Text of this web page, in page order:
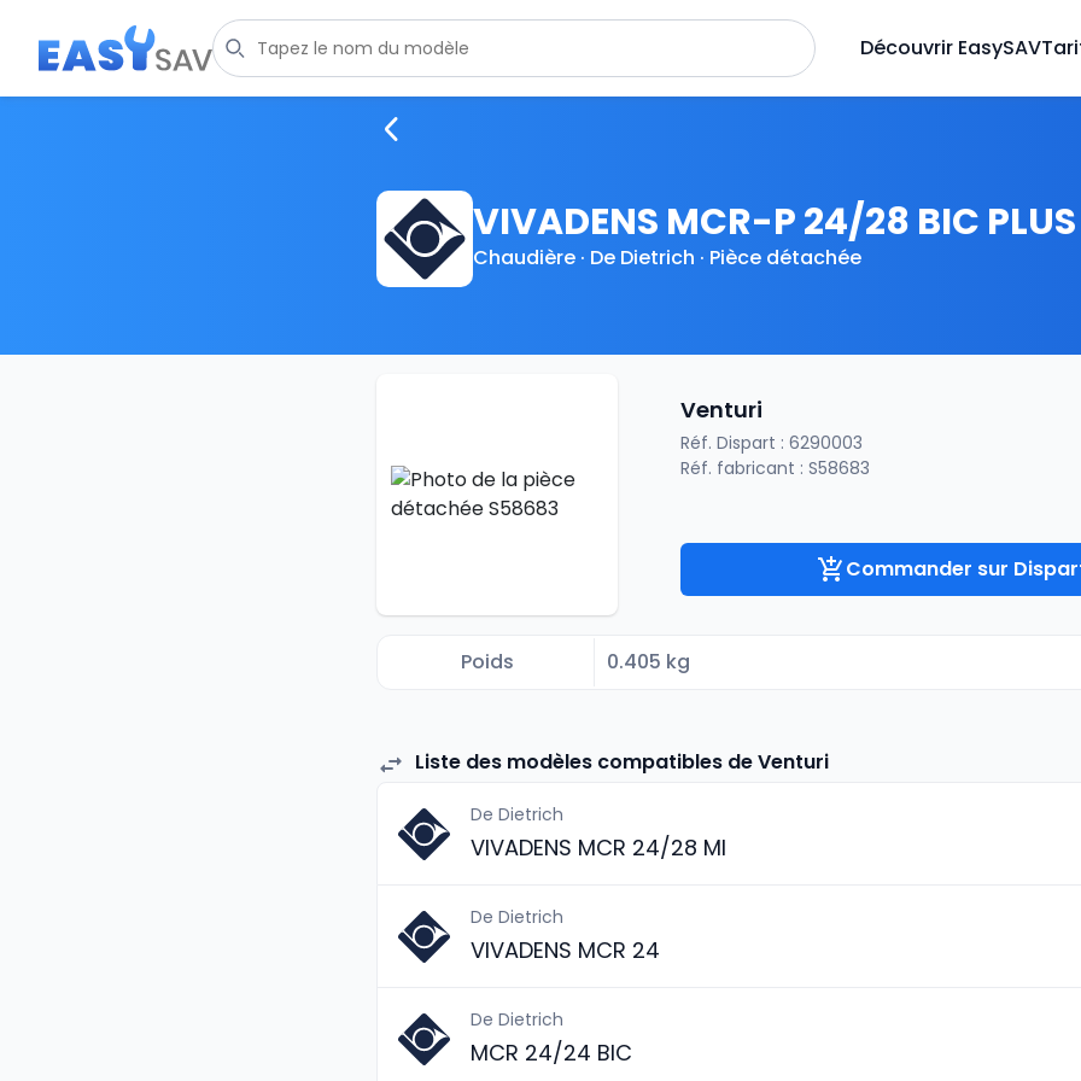
Découvrir EasySAV
VIVADENS MCR-P 24/28 BIC PLUS
Chaudière · De Dietrich · Pièce détachée
Venturi
Réf. Dispart : 6290003
Réf. fabricant : S58683
Commander sur
Poids 0.405 kg
Liste des modèles compatibles de Venturi
De Dietrich
VIVADENS MCR 24/28 MI
De Dietrich
VIVADENS MCR 24
De Dietrich
MCR 24/24 BIC